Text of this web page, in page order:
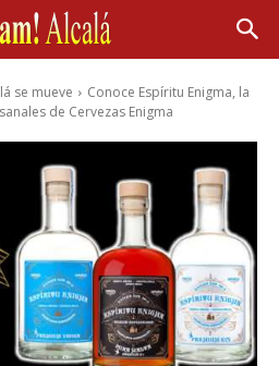
se mueve
Conoce Espíritu Enigma, la
de Cervezas Enigma